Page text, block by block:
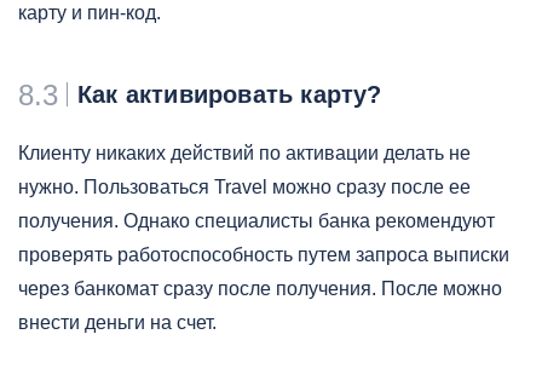
карту и пин-код.
8.3 Как активировать карту?
Клиенту никаких действий по активации делать не
нужно. Пользоваться Travel можно сразу после ее
получения. Однако специалисты банка рекомендуют
проверять работоспособность путем запроса выписки
через банкомат сразу после получения. После можно
внести деньги на счет.